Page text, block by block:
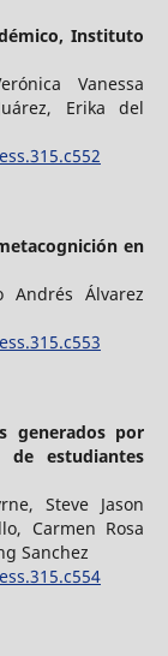
Instituto
Vanessa
Erika del
en
Andrés Álvarez
generados por
estudiantes
Steve Jason
Carmen Rosa
Sanchez